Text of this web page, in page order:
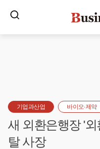
기업과산업 바이오·제약
새 외환은행장 '
탈 사장